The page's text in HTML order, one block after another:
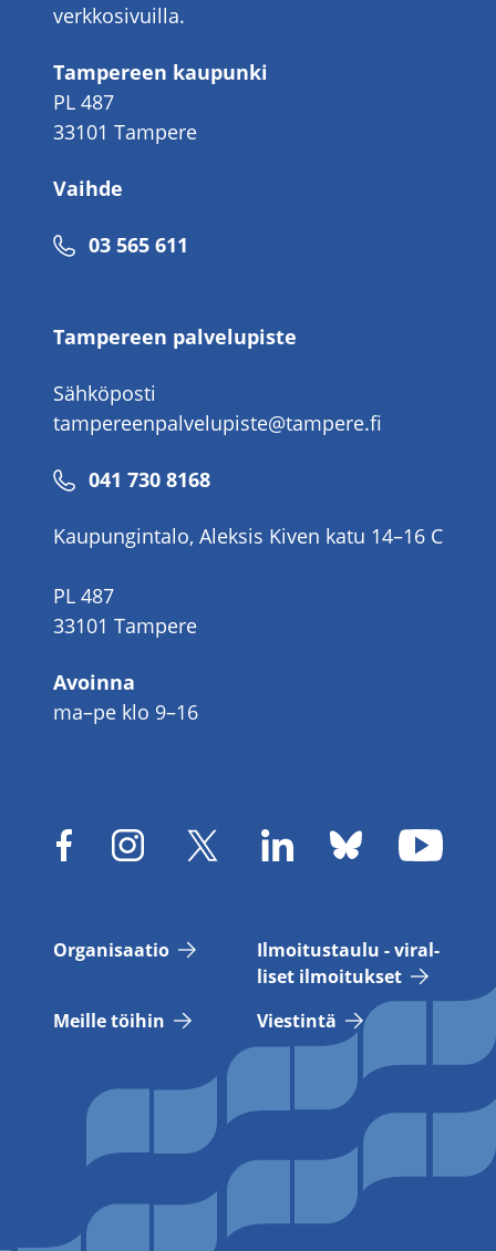
verkkosivuilla.
Tampereen kaupunki
PL 487
33101 Tampere
Vaihde
Puhelinnumero
03 565 611
Tampereen palvelupiste
Sähköposti
tampereenpalvelupiste@tampere.fi
Puhelinnumero
041 730 8168
Kaupungintalo, Aleksis Kiven katu 14–16 C
PL 487
33101 Tampere
Avoinna
ma–pe klo 9–16
Or­ga­ni­saa­tio
Il­moi­tus­tau­lu - vi­ral­
li­set il­moi­tuk­set
Meil­le töi­hin
Vies­tin­tä